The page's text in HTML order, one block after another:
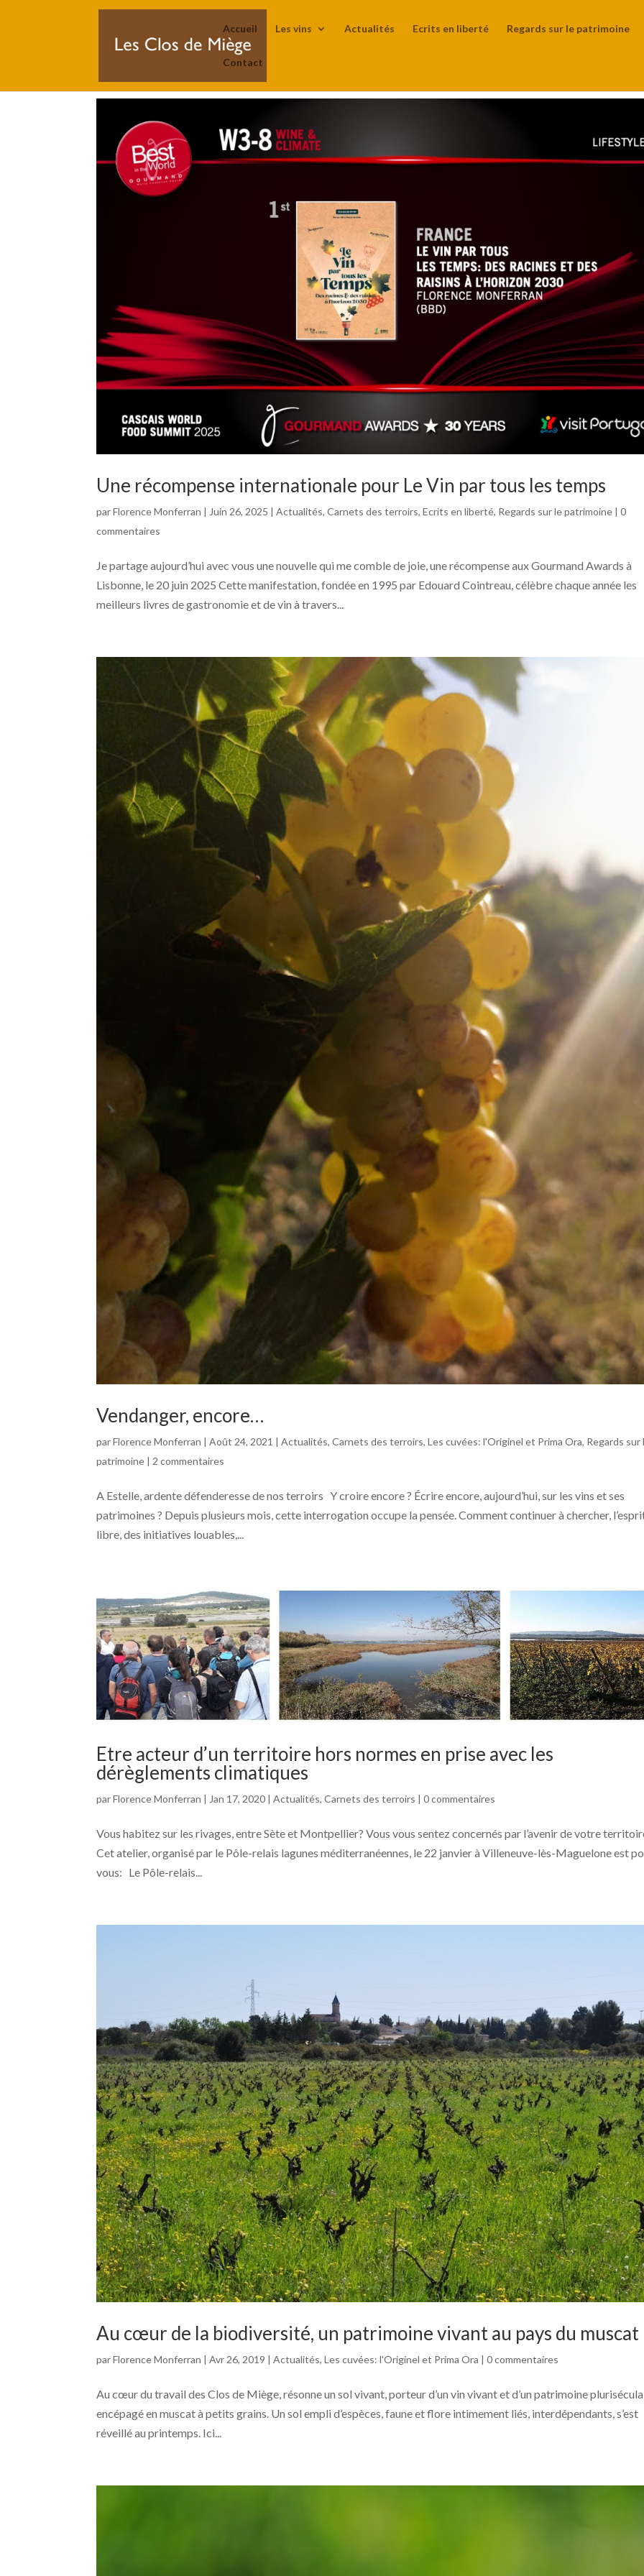
Accueil Les vins Actualités Ecrits en liberté Regards sur le patrimoine
Contact
Une récompense internationale pour Le Vin par tous les temps
parFlorence Monferran | Juin 26, 2025 |Actualités,Carnets des terroirs,Ecrits en liberté, Regards sur le patrimoine |0
commentaires
Je partage aujourd’hui avec vous une nouvelle qui me comble de joie, une récompense aux Gourmand Awards à
Lisbonne, le 20 juin 2025 Cette manifestation, fondée en 1995 par Edouard Cointreau, célèbre chaque année les
meilleurs livres de gastronomie et de vin à travers...
Vendanger, encore…
parFlorence Monferran |Août 24, 2021 |Actualités,Carnets des terroirs,Les cuvées: l'Originel et Prima Ora, Regards sur
patrimoine | 2 commentaires
A Estelle, ardente défenderesse de nos terroirs Y croire encore ? Écrire encore, aujourd’hui, sur les vins et ses
patrimoines ? Depuis plusieurs mois, cette interrogation occupe la pensée. Comment continuer à chercher,
libre, des initiatives louables,...
Etre acteur d’un territoire hors normes en prise avec les
dérèglements climatiques
parFlorence Monferran | Jan 17, 2020 |Actualités,Carnets des terroirs |0 commentaires
Vous habitez sur les rivages, entre Sète et Montpellier? Vous vous sentez concernés par l’avenir de votre
Cet atelier, organisé par le Pôle-relais lagunes méditerranéennes, le 22 janvier à Villeneuve-lès-Maguelone est
vous: Le Pôle-relais...
Au cœur de la biodiversité, un patrimoine vivant au pays du muscat
parFlorence Monferran |Avr 26, 2019 |Actualités,Les cuvées: l'Originel et Prima Ora |0 commentaires
Au cœur du travail des Clos de Miège, résonne un sol vivant, porteur d’un vin vivant et d’un patrimoine
encépagé en muscat à petits grains. Un sol empli d’espèces, faune et flore intimement liés, interdépendants, s’est
réveillé au printemps. Ici...